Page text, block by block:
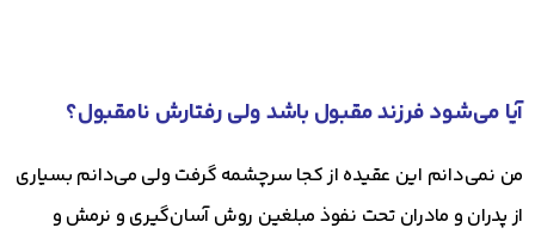
آیا می‌شود فرزند مقبول باشد ولی رفتارش نامقبول؟
من نمی‌دانم این عقیده از کجا سرچشمه گرفت ولی می‌دانم بسیاری
از پدران و مادران تحت نفوذ مبلغین روش آسان‌گیری و نرمش و